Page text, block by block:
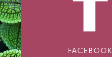
FACEBOOK